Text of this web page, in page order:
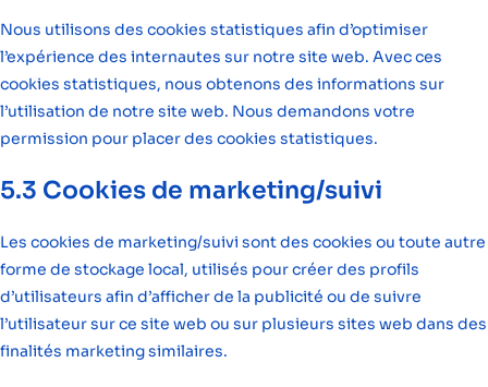
Nous utilisons des cookies statistiques afin d’optimiser
l’expérience des internautes sur notre site web. Avec ces
cookies statistiques, nous obtenons des informations sur
l’utilisation de notre site web. Nous demandons votre
permission pour placer des cookies statistiques.
5.3 Cookies de marketing/suivi
Les cookies de marketing/suivi sont des cookies ou toute autre
forme de stockage local, utilisés pour créer des profils
d’utilisateurs afin d’afficher de la publicité ou de suivre
l’utilisateur sur ce site web ou sur plusieurs sites web dans des
finalités marketing similaires.